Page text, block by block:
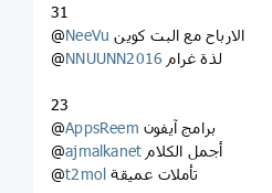
31
@NeeVu الارباح مع البت كوين
@NNUUNN2016 لذة غرام
23
@AppsReem برامج آيفون
@ajmalkanet أجمل الكلام
@t2mol تأملات عميقة